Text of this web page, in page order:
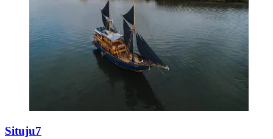
Situju7